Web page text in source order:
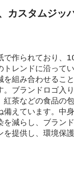
カスタムジッ
で作られており、
トレンドに沿って
組み合わせるこ
。ブランドロゴ入
紅茶などの食品の
備えています。中
を減らし、ブラン
を提供し、環境保